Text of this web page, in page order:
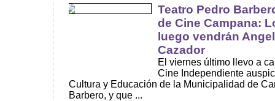
Teatro Pedro
de Cine Campana:
luego vendrán
Cazador
El viernes último llevo a
Cine Independiente
Cultura y Educación de la Municipalidad de
Barbero, y que ...